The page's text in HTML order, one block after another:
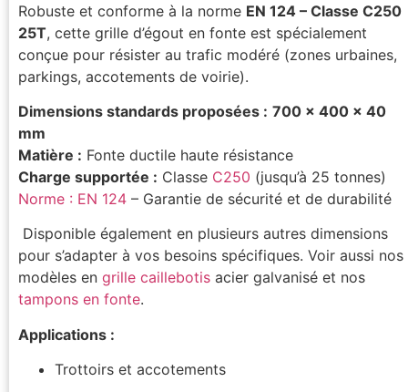
Robuste et conforme à la norme EN 124 – Classe C250
25T, cette grille d’égout en fonte est spécialement
conçue pour résister au trafic modéré (zones urbaines,
parkings, accotements de voirie).
Dimensions standards proposées : 700 x 400 x 40
mm
Matière : Fonte ductile haute résistance
Charge supportée : Classe C250 (jusqu’à 25 tonnes)
Norme : EN 124 – Garantie de sécurité et de durabilité
Disponible également en plusieurs autres dimensions
pour s’adapter à vos besoins spécifiques. Voir aussi nos
modèles en grille caillebotis acier galvanisé et nos
tampons en fonte.
Applications :
Trottoirs et accotements